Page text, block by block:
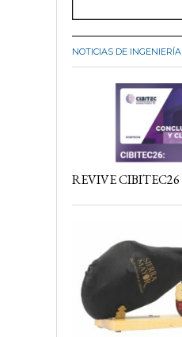
NOTICIAS DE INGENIERÍA
REVIVE CIBITEC26